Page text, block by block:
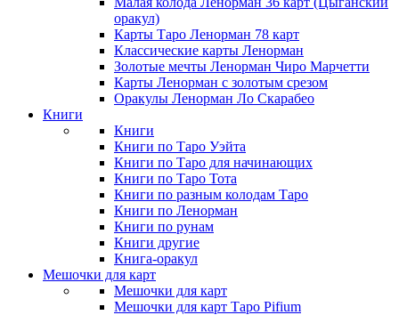
оракул)
Карты Таро Ленорман 78 карт
Классические карты Ленорман
Золотые мечты Ленорман Чиро Марчетти
Карты Ленорман с золотым срезом
Оракулы Ленорман Ло Скарабео
Книги
Книги
Книги по Таро Уэйта
Книги по Таро для начинающих
Книги по Таро Тота
Книги по разным колодам Таро
Книги по Ленорман
Книги по рунам
Книги другие
Книга-оракул
Мешочки для карт
Мешочки для карт
Мешочки для карт Таро Pifium